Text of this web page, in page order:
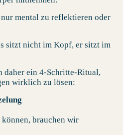
mental zu reflektieren oder
sitzt nicht im Kopf, er sitzt im
daher ein 4-Schritte-Ritual,
wirklich zu lösen:
brauchen wir